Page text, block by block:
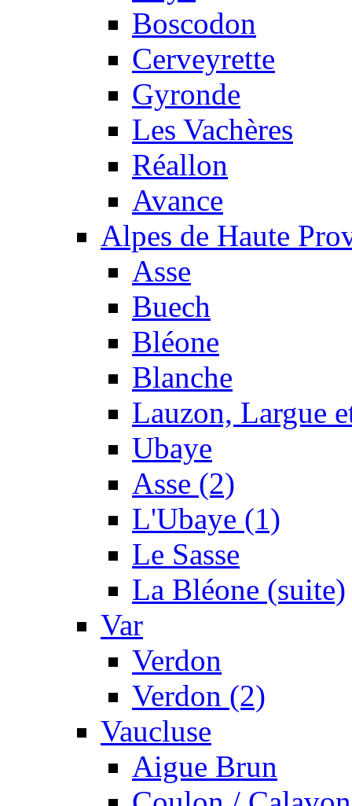
Boscodon
Cerveyrette
Gyronde
Les Vachères
Réallon
Avance
Alpes de Haute
Asse
Buech
Bléone
Blanche
Lauzon, Largue
Ubaye
Asse (2)
L'Ubaye (1)
Le Sasse
La Bléone (suite)
Var
Verdon
Verdon (2)
Vaucluse
Aigue Brun